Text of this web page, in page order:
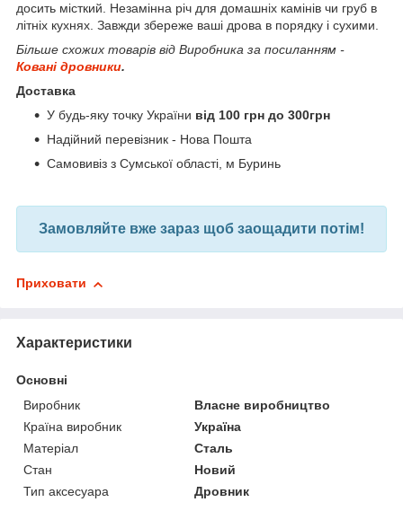
досить місткий. Незамінна річ для домашніх камінів чи груб в
літніх кухнях. Завжди збереже ваші дрова в порядку і сухими.
Більше схожих товарів від Виробника за посиланням -
Ковані дровники.
Доставка
У будь-яку точку України від 100 грн до 300грн
Надійний перевізник - Нова Пошта
Самовивіз з Сумської області, м Буринь
Замовляйте вже зараз щоб заощадити потім!
Приховати
Характеристики
Основні
Виробник
Власне виробництво
Країна виробник
Україна
Матеріал
Сталь
Стан
Новий
Тип аксесуара
Дровник